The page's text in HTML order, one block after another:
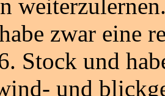
zwar eine
Stock und
und